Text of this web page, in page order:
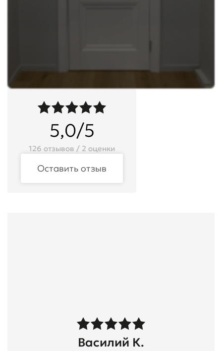
5,0/5
126 отзывов / 2 оценки
Оставить отзыв
Василий К.